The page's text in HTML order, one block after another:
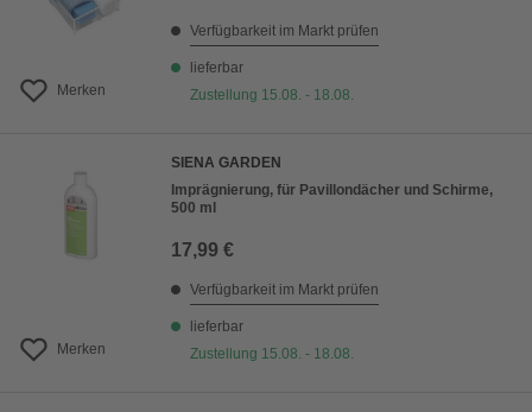
Merken
Verfügbarkeit im Markt prüfen
lieferbar
Zustellung 15.08. - 18.08.
Merken
SIENA GARDEN
Imprägnierung, für Pavillondächer und Schirme,
500 ml
17,99 €
Verfügbarkeit im Markt prüfen
lieferbar
Zustellung 15.08. - 18.08.